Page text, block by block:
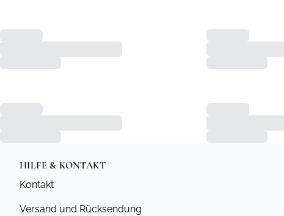
HILFE & KONTAKT
Kontakt
Versand und Rücksendung